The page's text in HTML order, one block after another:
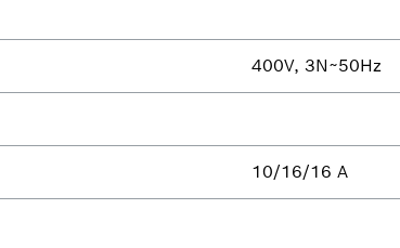
400V, 3N~50Hz
10/16/16 A